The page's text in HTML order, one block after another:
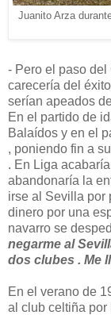
Juanito Arza
- Pero el paso
carecería del
serían apeados
En el partido de
Balaídos y en el
, poniendo fin a
. En Liga
abandonaría la
irse al Sevilla por
dinero por una
navarro se
negarme al
dos clubes . Me
En el verano de
al club celtiña por